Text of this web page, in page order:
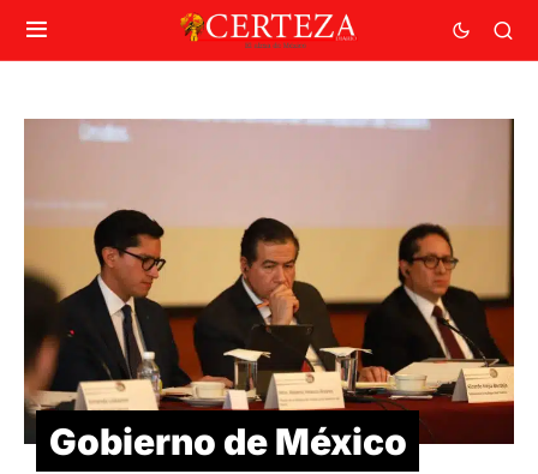
Gobierno de México